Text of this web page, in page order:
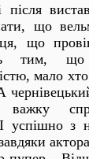
після
що
що
тим, що
мало
успішно з